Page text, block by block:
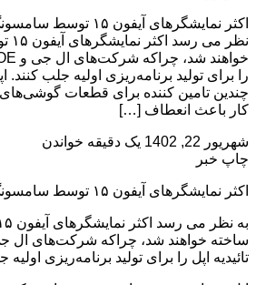
اکثر نمایشگرهای
را برای تولید برنامه‌ریزی اولیه جلب
چندین تامین کننده برای قطعات گوشی‌های
کار باعث انعطاف […]
شهریور 22, 1402
یک دقیقه خواندن
چاپ خبر
اکثر نمایشگرهای آیفون ۱۵ توسط سامسونگ ساخته خواهند شد
تائیدیه اپل را برای تولید برنامه‌ریزی اولیه